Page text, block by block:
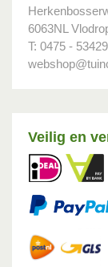
6063NL
T: 0475 -
Veilig en